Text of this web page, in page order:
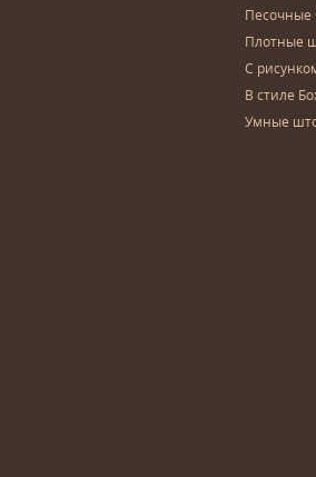
Песочные
Плотные
С
В стиле
Умные